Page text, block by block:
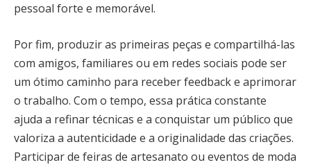
pessoal forte e memorável.
Por fim, produzir as primeiras peças e compartilhá-las
com amigos, familiares ou em redes sociais pode ser
um ótimo caminho para receber feedback e aprimorar
o trabalho. Com o tempo, essa prática constante
ajuda a refinar técnicas e a conquistar um público que
valoriza a autenticidade e a originalidade das criações.
Participar de feiras de artesanato ou eventos de moda